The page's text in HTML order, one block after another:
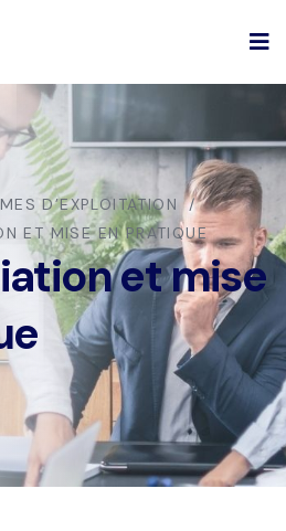
D’EXPLOITATION
ET MISE EN PRATIQUE
et mise